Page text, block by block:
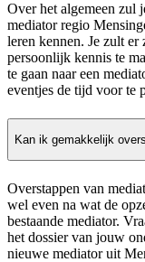
Over het algemeen zul
mediator regio
leren kennen. Je zult er
persoonlijk kennis te
te gaan naar een
eventjes de tijd voor te
Kan ik gemakkelijk
Overstappen van
wel even na wat de
bestaande mediator.
het dossier van jouw
nieuwe mediator uit